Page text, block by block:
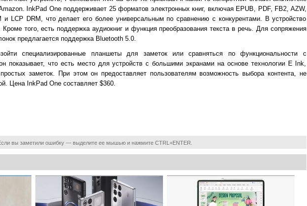
InkPad One поддерживает 25 форматов электронных книг, включая EPUB, PDF, FB2, AZW,
LCP DRM, что делает его более универсальным по сравнению с конкурентами. В устройство
того, есть поддержка аудиокниг и функция преобразования текста в речь. Для сопряжения
предлагается поддержка Bluetooth 5.0.
специализированные планшеты для заметок или сравняться по функциональности с
показывает, что есть место для устройств с большими экранами на основе технологии E Ink,
заметок. При этом он предоставляет пользователям возможность выбора контента, не
Цена InkPad One составляет $360.
вы заметили ошибку — выделите ее мышью и нажмите CTRL+ENTER.